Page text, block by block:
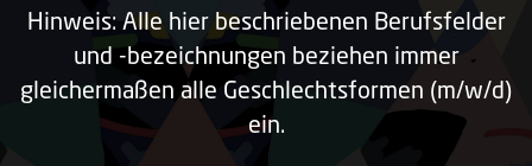
Hinweis: Alle hier beschriebenen Berufsfelder
und -bezeichnungen beziehen immer
gleichermaßen alle Geschlechtsformen (m/w/d)
ein.